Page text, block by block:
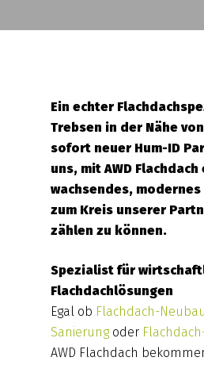
Ein echter
Trebsen in der Nähe
sofort neuer Hum-ID
uns, mit AWD Flachdach
wachsendes,
zum Kreis unserer
zählen zu können.
Spezialist für
Flachdachlösungen
Egal ob Flachdach-Neubau
Sanierung oder
AWD Flachdach